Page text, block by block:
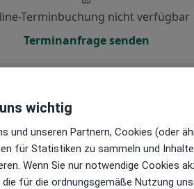
Terminbuchung nicht verfügbar
Terminanfrage senden
wichtig
und unseren Partnern, Cookies (oder
für Statistiken zu sammeln und
Wenn Sie nur notwendige Cookies
für die ordnungsgemäße Nutzung